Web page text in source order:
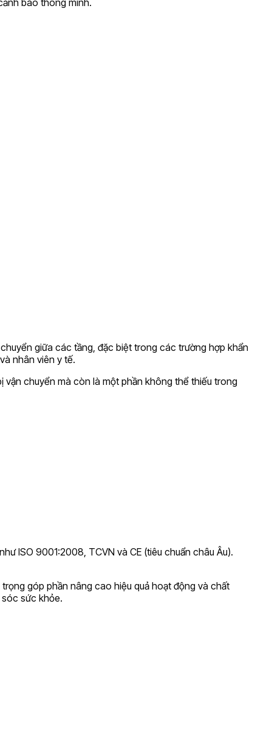
giữa các tầng, đặc biệt trong các trường hợp khẩn
nhân viên y tế.
chuyển mà còn là một phần không thể thiếu trong
ISO 9001:2008, TCVN và CE (tiêu chuẩn châu Âu).
góp phần nâng cao hiệu quả hoạt động và chất
sức khỏe.